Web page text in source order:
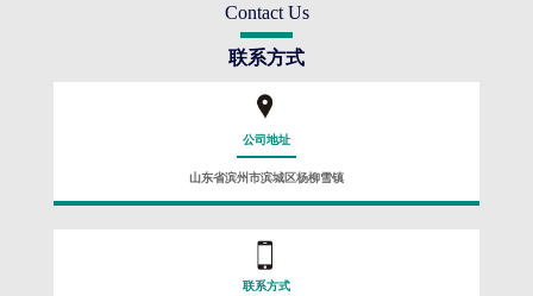
Contact Us
联系方式
公司地址
山东省滨州市滨城区杨柳雪镇
联系方式